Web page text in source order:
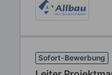
Sofort-Bewerbung